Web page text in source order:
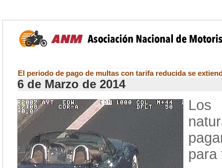
El periodo de pago de multas con tarifa reducida se
6 de Marzo de 2014
Los
para